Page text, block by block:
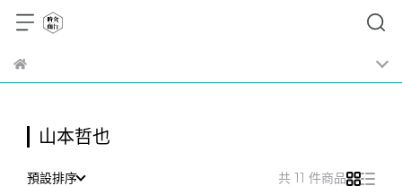
山本哲也
預設排序 共 11 件商品